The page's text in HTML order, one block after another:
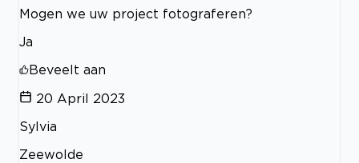
Mogen we uw project fotograferen?
Ja
Beveelt aan
20 April 2023
Sylvia
Zeewolde